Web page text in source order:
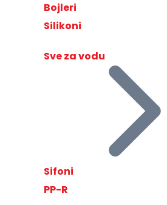
Bojleri
Silikoni
Sve za vodu
Sifoni
PP-R